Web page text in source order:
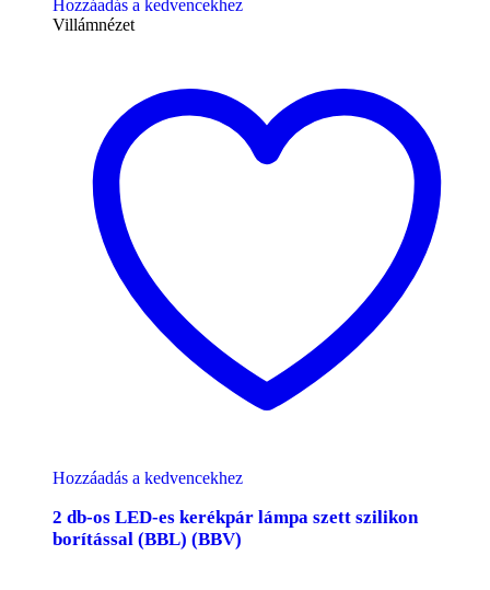
Hozzáadás a kedvencekhez
Villámnézet
Hozzáadás a kedvencekhez
2 db-os LED-es kerékpár lámpa szett szilikon
borítással (BBL) (BBV)